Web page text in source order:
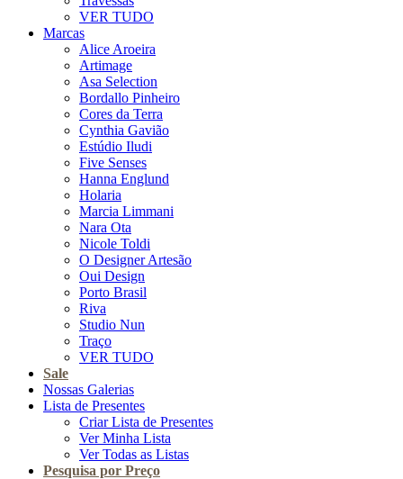
VER TUDO
Marcas
Alice Aroeira
Artimage
Asa Selection
Bordallo Pinheiro
Cores da Terra
Cynthia Gavião
Estúdio Iludi
Five Senses
Hanna Englund
Holaria
Marcia Limmani
Nara Ota
Nicole Toldi
O Designer Artesão
Oui Design
Porto Brasil
Riva
Studio Nun
Traço
VER TUDO
Sale
Nossas Galerias
Lista de Presentes
Criar Lista de Presentes
Ver Minha Lista
Ver Todas as Listas
Pesquisa por Preço